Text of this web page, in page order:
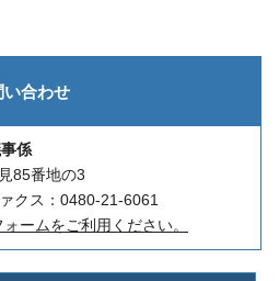
い合わせ
係
85番地の3
クス：0480-21-6061
ームをご利用ください。